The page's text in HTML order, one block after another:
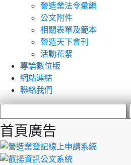
營造業法令彙編
公文附件
相關表單及範本
營造天下會刊
活動花絮
專論數位版
網站連結
聯絡我們
首頁廣告